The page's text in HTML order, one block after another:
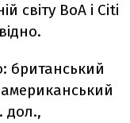
світу BoA і Citi
британський
дол.,